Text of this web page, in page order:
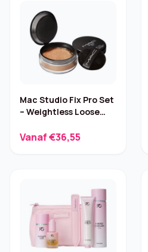
Mac Studio Fix Pro Set
– Weightless Loose
Vanaf €36,55